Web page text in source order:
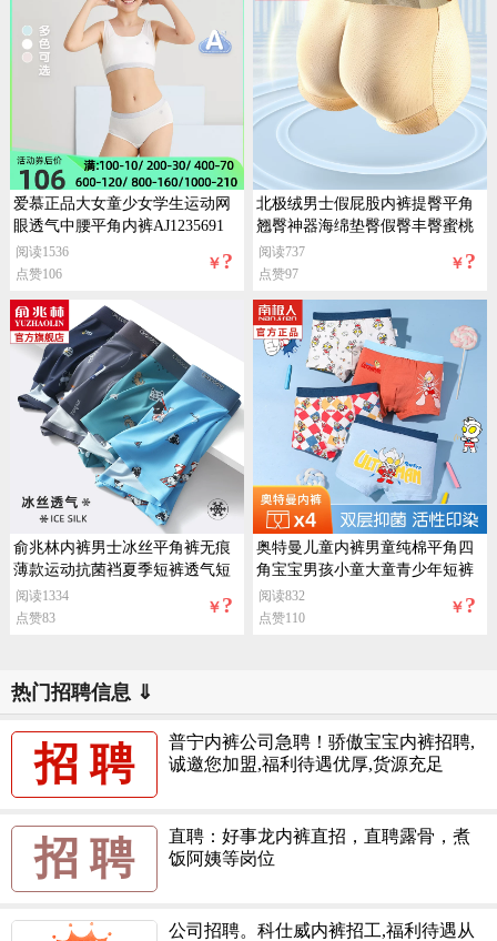
爱慕正品大女童少女学生运动网
眼透气中腰平角内裤AJ1235691
阅读1536
点赞106
￥ ?
北极绒男士假屁股内裤提臀平角
翘臀神器海绵垫臀假臀丰臀蜜桃
分臀
阅读737
点赞97
￥ ?
俞兆林内裤男士冰丝平角裤无痕
薄款运动抗菌裆夏季短裤透气短
裤头
阅读1334
点赞83
￥ ?
奥特曼儿童内裤男童纯棉平角四
角宝宝男孩小童大童青少年短裤
100%
阅读832
点赞110
￥ ?
热门招聘信息 ⇓
招 聘
普宁内裤公司急聘！骄傲宝宝内裤招聘,
诚邀您加盟,福利待遇优厚,货源充足
招 聘
直聘：好事龙内裤直招，直聘露骨，煮
饭阿姨等岗位
公司招聘。科仕威内裤招工,福利待遇从